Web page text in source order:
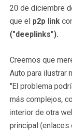
20 de diciembre
que el p2p link
("deeplinks").
Creemos que
Auto para ilustrar
"El problema
más complejos,
interior de otra
principal (enlaces